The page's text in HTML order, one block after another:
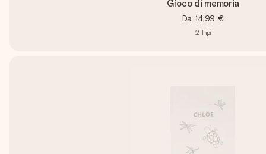
Gioco di memoria
Da 14,99 €
2 Tipi